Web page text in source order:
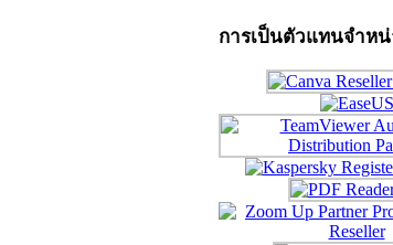
การเป็นตัวแทนจำห